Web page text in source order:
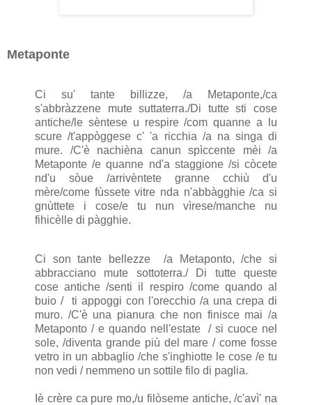
Metaponte
Ci su' tante billizze, /a Metaponte,/ca
s'abbràzzene mute suttaterra./Di tutte sti cose
antiche/le sèntese u respire /com quanne a lu
scure /t'appòggese c' 'a ricchia /a na singa di
mure. /C'è nachièna canun spìccente mèi /a
Metaponte /e quanne nd'a staggione /si còcete
nd'u sòue /arrivèntete granne cchiù d'u
mère/come fùssete vitre nda n'abbàgghie /ca si
gnùttete i cose/e tu nun vìrese/manche nu
fihicèlle di pàgghie.
Ci son tante bellezze /a Metaponto, /che si
abbracciano mute sottoterra./ Di tutte queste
cose antiche /senti il respiro /come quando al
buio / ti appoggi con l'orecchio /a una crepa di
muro. /C'è una pianura che non finisce mai /a
Metaponto / e quando nell'estate / si cuoce nel
sole, /diventa grande più del mare / come fosse
vetro in un abbaglio /che s'inghiotte le cose /e tu
non vedi / nemmeno un sottile filo di paglia.
Iè crère ca pure mo,/u filòseme antiche, /c'avì' na